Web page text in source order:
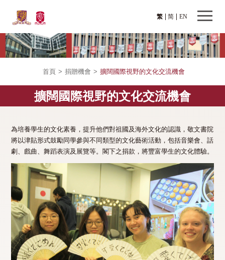
繁 EN
简
首頁 > 捐贈機會 > 擴闊國際視野的文化交流機會
擴闊國際視野的文化交流機會
為培養學生的文化素養，提升他們對祖國及海外文化的認識，敬文書院
將以津貼形式鼓勵同學參與不同類型的文化藝術活動，包括音樂會、話
劇、戲曲、舞蹈表演及展覽等。閣下之捐款，將豐富學生的文化體驗。